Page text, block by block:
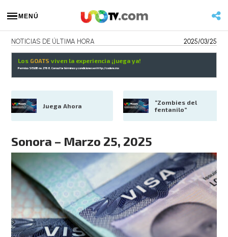
MENÚ
NOTICIAS DE ÚLTIMA HORA 2025/03/25
Los GOATS viven la experiencia ¡juega ya!
Permiso SEGOB no. 2768. Consulta términos y condiciones enhttp://codere.mx
Juega Ahora
“Zombies del
fentanilo”
Sonora – Marzo 25, 2025